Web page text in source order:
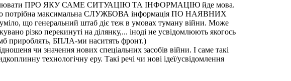
ПРО ЯКУ САМЕ СИТУАЦІЮ ТА ІНФОРМАЦІЮ йде мова.
потрібна максимальна СЛУЖБОВА інформація ПО НАЯВНИХ
що генеральний штаб діє теж в умовах туману війни. Може
різко перекинуті на ділянку,... іноді не усвідомлюють якогось
прироблять, БПЛА-ми наситять фронт.)
чи значення нових спеціальних засобів війни. І саме такі
технологічну еру. Такі речі чи нові ідеї/усвідомлення